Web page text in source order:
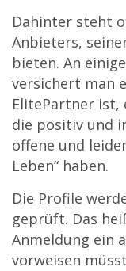
Dahinter steht
Anbieters,
bieten. An
versichert man
ElitePartner ist,
die positiv und
offene und
Leben“ haben.
Die Profile
geprüft. Das
Anmeldung ein
vorweisen